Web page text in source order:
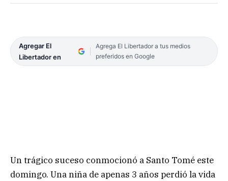
Agregar El
Libertador en
Agrega El Libertador a tus medios
preferidos en Google
Un trágico suceso conmocionó a Santo Tomé este
domingo. Una niña de apenas 3 años perdió la vida